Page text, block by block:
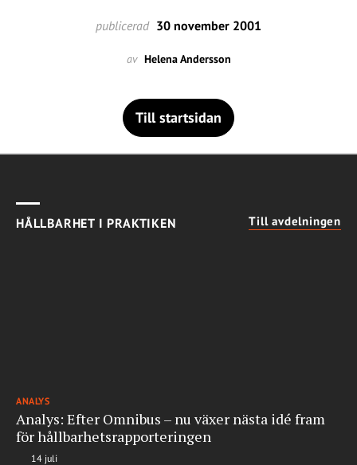
publicerad 30 november 2001
av Helena Andersson
Till startsidan
HÅLLBARHET I PRAKTIKEN Till avdelningen
ANALYS
Analys: Efter Omnibus – nu växer nästa idé fram
för hållbarhetsrapporteringen
14 juli